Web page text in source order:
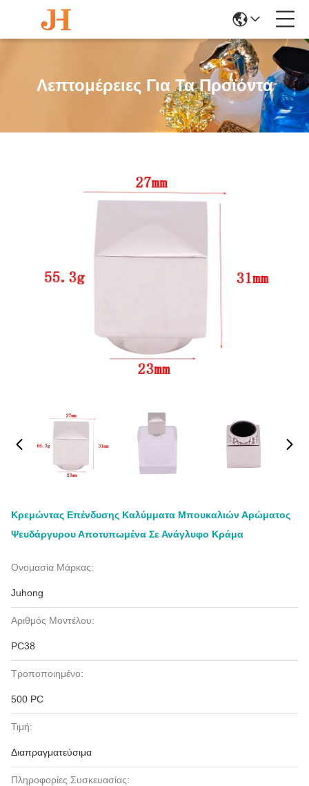
Λεπτομέρειες Για Τα Προϊόντα
Κρεμώντας Επένδυσης Καλύμματα Μπουκαλιών Αρώματος
Ψευδάργυρου Αποτυπωμένα Σε Ανάγλυφο Κράμα
Ονομασία Μάρκας:
Juhong
Αριθμός Μοντέλου:
PC38
Τροποποιημένο:
500 PC
Τιμή:
Διαπραγματεύσιμα
Πληροφορίες Συσκευασίας: